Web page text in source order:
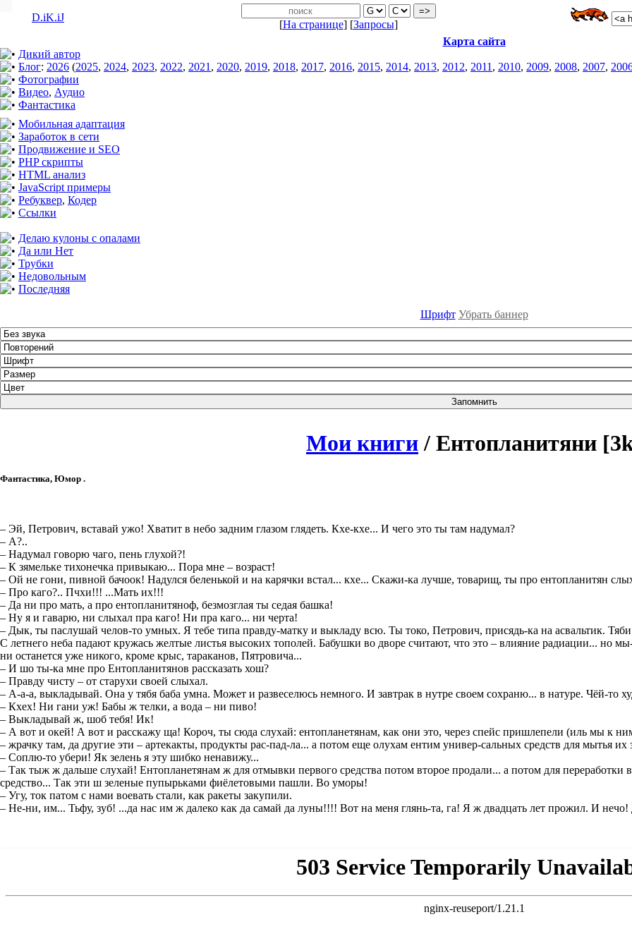
D.iK.iJ
[На странице] [Запросы]
Карта сайта
Дикий автор
Блог: 2026 (2025, 2024, 2023, 2022, 2021 , 2020, 2019, 2018, 2017, 2016, 2015, 2014, 2013, 2012, 2011 , 2010, 2009, 2008, 2007,
Фотографии
Видео, Аудио
Фантастика
Мобильная адаптация
Заработок в сети
Продвижение и SEO
PHP скрипты
HTML анализ
JavaScript примеры
Ребуквер, Кодер
Ссылки
Делаю кулоны с опалами
Да или Нет
Трубки
Недовольным
Последняя
Шрифт Убрать баннер
Мои книги/ Ентопланитяни
Фантастика, Юмор .
– Эй, Петрович, вставай ужо! Хватит в небо задним глазом глядеть. Кхе-кхе... И чего это ты там надумал?
– А?..
– Надумал говорю чаго, пень глухой?!
– К зямельке тихонечка привыкаю... Пора мне – возраст!
– Ой не гони, пивной бачоок! Надулся беленькой и на карячки встал... кхе... Скажи-ка лучше, товарищ, ты про ентопланитян
– Про каго?.. Пчхи!!! ...Мать их!!!
– Да ни про мать, а про ентопланитяноф, безмозглая ты седая башка!
– Ну я и гаварю, ни слыхал пра каго! Ни пра каго... ни черта!
– Дык, ты паслушай челов-то умных. Я тебе типа правду-матку и выкладу всю. Ты токо, Петрович, присядь-ка на асвальтик. Тяби
С летнего неба падают кружась желтые листья высоких тополей. Бабушки во дворе считают, что это – влияние радиации... но
ни останется уже никого, кроме крыс, тараканов, Пятровича...
– И шо ты-ка мне про Ентопланитянов рассказать хош?
– Правду чисту – от старухи своей слыхал.
– А-а-а, выкладывай. Она у тябя баба умна. Может и развеселюсь немного. И завтрак в нутре своем сохраню... в натуре. Чёй-то
– Кхех! Ни гани уж! Бабы ж телки, а вода – ни пиво!
– Выкладывай ж, шоб тебя! Ик!
– А вот и окей! А вот и расскажу ща! Короч, ты сюда слухай: ентопланетянам, как они это, через спейс пришлепели (иль мы к
– жрачку там, да другие эти – артекакты, продукты рас-пад-ла... а потом еще олухам ентим универ-сальных средств для мытья
– Соплю-то убери! Як зелень я эту шибко ненавижу...
– Так тыж ж дальше слухай! Ентопланетянам ж для отмывки первого средства потом второе продали... а потом для переработки
средство... Так эти ш зеленые пупырьками фиёлетовыми пашли. Во уморы!
– Угу, ток патом с нами воевать стали, как ракеты закупили.
– Не-ни, им... Тьфу, зуб! ...да нас им ж далеко как да самай да луны!!!! Вот на меня глянь-та, га! Я ж двадцать лет прожил. И